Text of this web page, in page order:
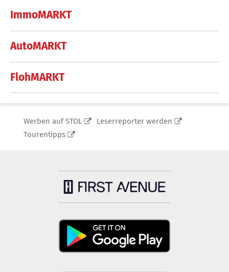
ImmoMARKT
AutoMARKT
FlohMARKT
Werben auf STOL
Leserreporter werden
Tourentipps